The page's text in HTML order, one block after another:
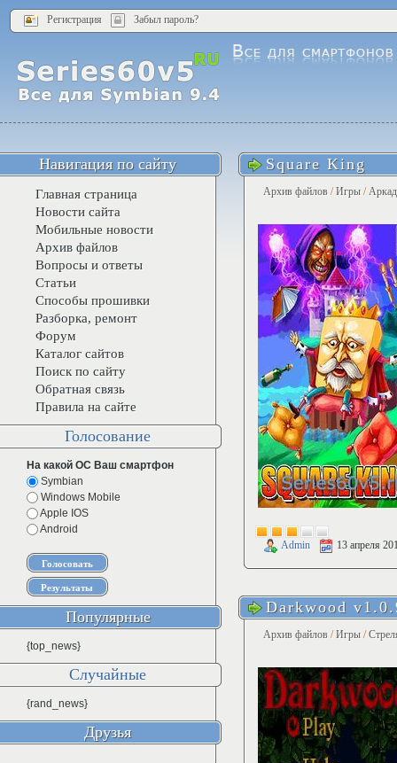
Регистрация Забыл пароль?
Square King
Архив файлов /Игры /
Admin 13 апреля
Darkwood
Архив файлов /Игры /
Навигация по сайту
Главная страница
Новости сайта
Мобильные новости
Архив файлов
Вопросы и ответы
Статьи
Способы прошивки
Разборка, ремонт
Форум
Каталог сайтов
Поиск по сайту
Обратная связь
Правила на сайте
Голосование
На какой ОС Ваш смартфон
Symbian
Windows Mobile
Apple IOS
Android
Популярные
{top_news}
Случайные
{rand_news}
Друзья